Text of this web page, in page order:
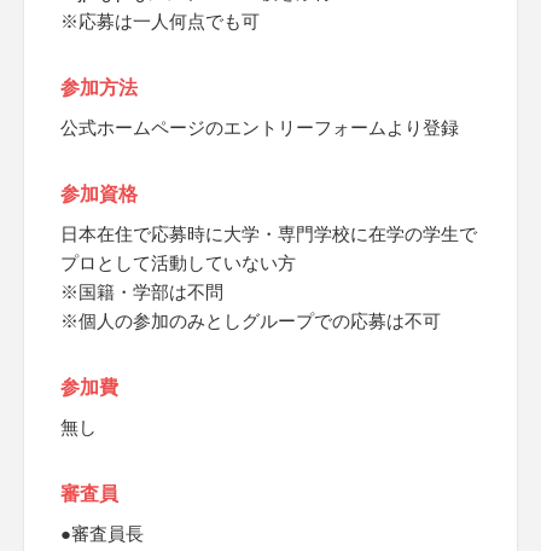
※応募は一人何点でも可
参加方法
公式ホームページのエントリーフォームより登録
参加資格
日本在住で応募時に大学・専門学校に在学の学生で
プロとして活動していない方
※国籍・学部は不問
※個人の参加のみとしグループでの応募は不可
参加費
無し
審査員
●審査員長